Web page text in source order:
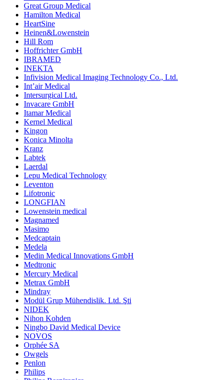
Great Group Medical
Hamilton Medical
HeartSine
Heinen&Lowenstein
Hill Rom
Hoffrichter GmbH
IBRAMED
INEKTA
Infivision Medical Imaging Technology Co., Ltd.
Int’air Medical
Intersurgical Ltd.
Invacare GmbH
Itamar Medical
Kernel Medical
Kingon
Konica Minolta
Kranz
Labtek
Laerdal
Lepu Medical Technology
Leventon
Lifotronic
LONGFIAN
Lowenstein medical
Magnamed
Masimo
Medcaptain
Medela
Medin Medical Innovations GmbH
Medtronic
Mercury Medical
Metrax GmbH
Mindray
Modül Grup Mühendislik. Ltd. Şti
NIDEK
Nihon Kohden
Ningbo David Medical Device
NOVOS
Orphée SA
Owgels
Penlon
Philips